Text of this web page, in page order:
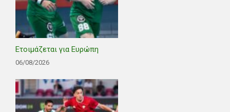
Ετοιμάζεται για Ευρώπη
06/08/2026